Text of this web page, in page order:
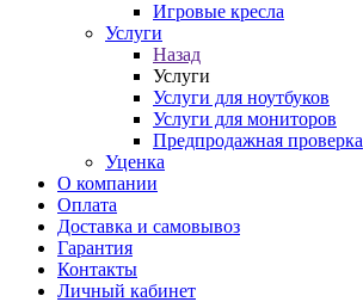
Игровые кресла
Услуги
Назад
Услуги
Услуги для ноутбуков
Услуги для мониторов
Предпродажная проверка
Уценка
О компании
Оплата
Доставка и самовывоз
Гарантия
Контакты
Личный кабинет